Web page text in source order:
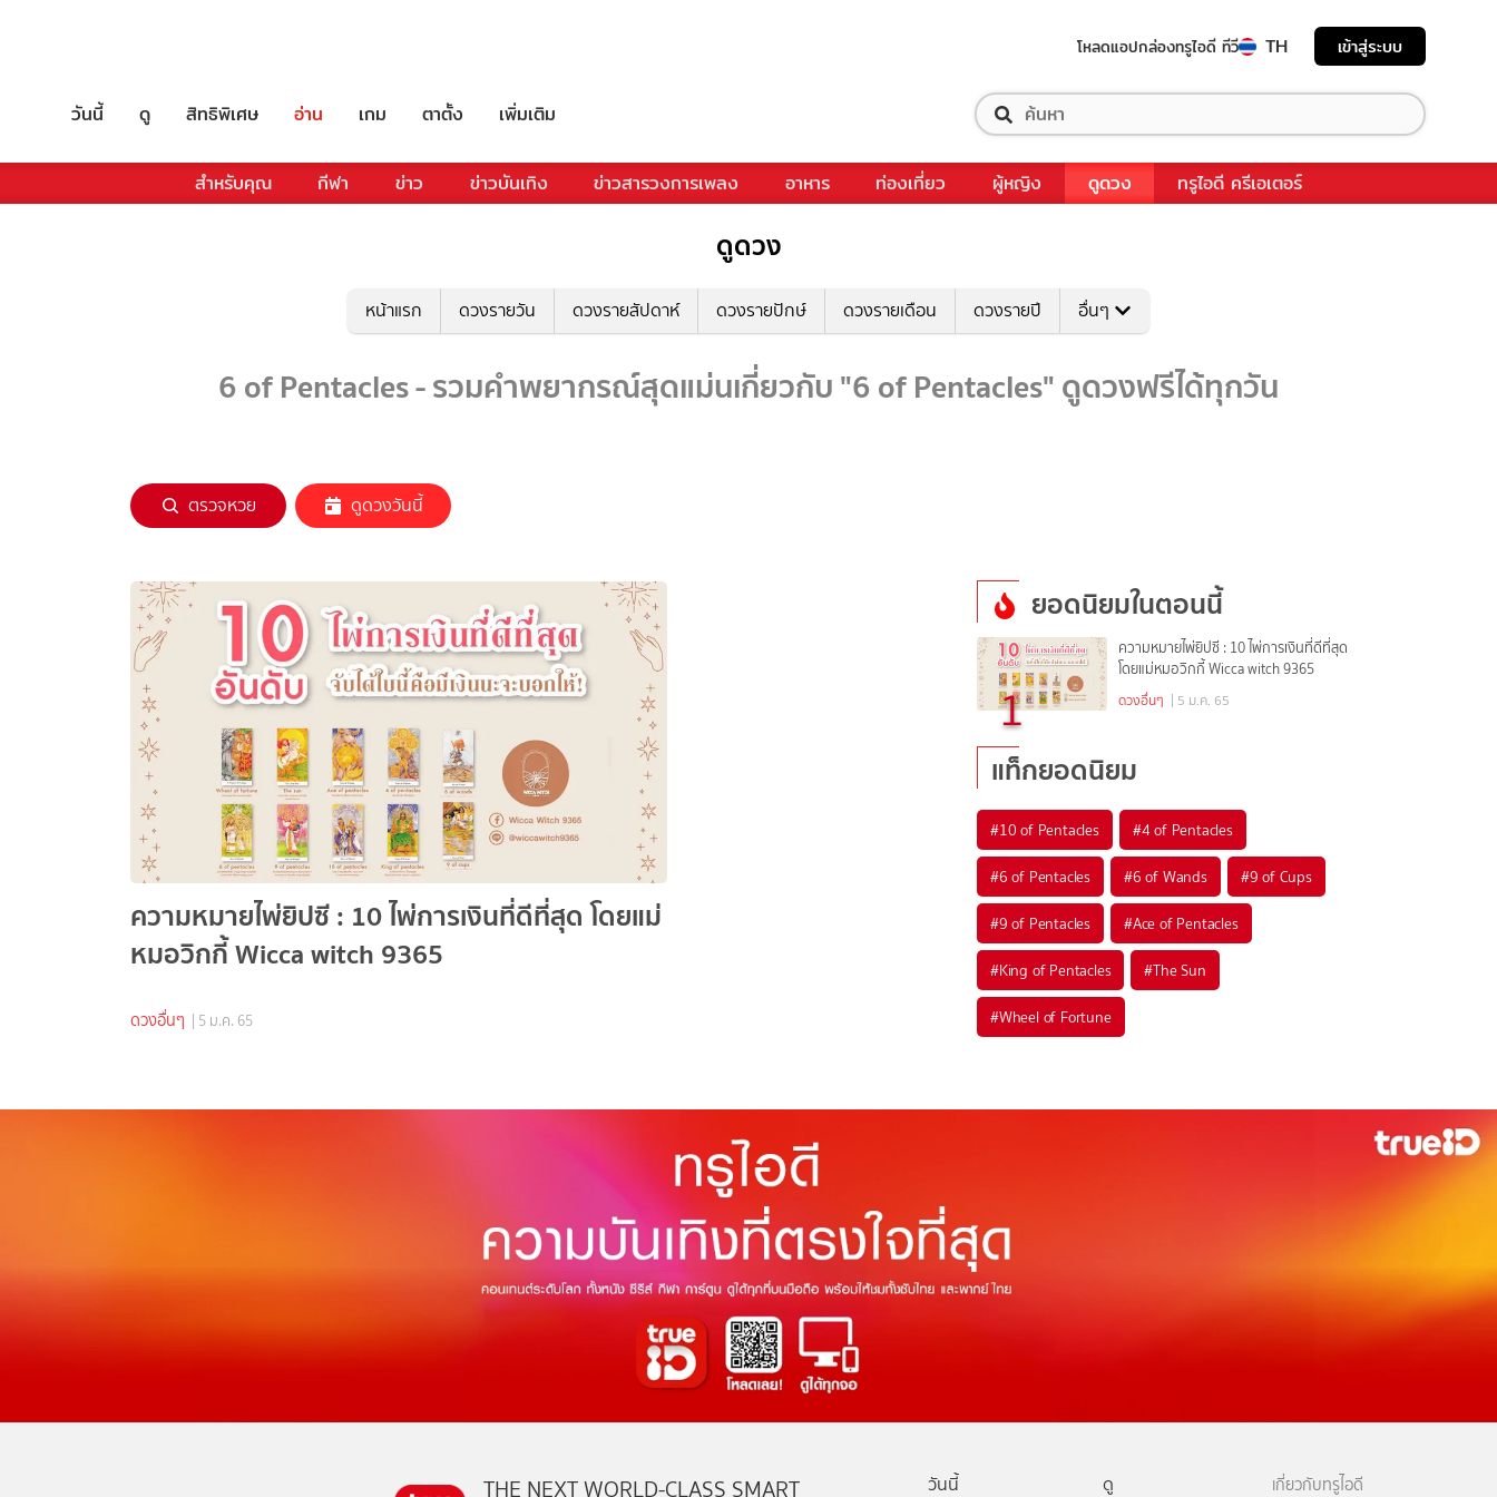
โหลดแอปกล่องทรูไอดี ทีวี TH เข้าสู่ระบบ
วันนี้ ดู สิทธิพิเศษ อ่าน เกม ตาตั้ง เพิ่มเติม
สำหรับคุณ กีฬา ข่าว ข่าวบันเทิง ข่าวสารวงการเพลง อาหาร ท่องเที่ยว ผู้หญิง ดูดวง ทรูไอดี ครีเอเตอร์
ดูดวง
หน้าแรก ดวงรายวัน ดวงรายสัปดาห์ ดวงรายปักษ์ ดวงรายเดือน ดวงรายปี อื่นๆ
6 of Pentacles - รวมคำพยากรณ์สุดแม่นเกี่ยวกับ "6 of Pentacles" ดูดวงฟรีได้ทุกวัน
ตรวจหวย ดูดวงวันนี้
ความหมายไพ่ยิปซี : 10 ไพ่การเงินที่ดีที่สุด โดยแม่
หมอวิกกี้ Wicca witch 9365
ดวงอื่นๆ | 5 ม.ค. 65
ยอดนิยมในตอนนี้
1
ความหมายไพ่ยิปซี : 10 ไพ่การเงินที่ดีที่สุด
โดยแม่หมอวิกกี้ Wicca witch 9365
ดวงอื่นๆ | 5 ม.ค. 65
แท็กยอดนิยม
#10 of Pentacles #4 of Pentacles
#6 of Pentacles #6 of Wands #9 of Cups
#9 of Pentacles #Ace of Pentacles
#King of Pentacles #The Sun
#Wheel of Fortune
THE NEXT WORLD-CLASS SMART วันนี้ ดู เกี่ยวกับทรูไอดี